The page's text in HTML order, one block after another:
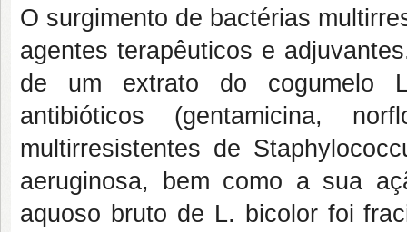
O surgimento de bactérias
agentes terapêuticos e
de um extrato do cogumelo
antibióticos (gentamicina,
multirresistentes de
aeruginosa, bem como a sua
aquoso bruto de L. bicolor foi